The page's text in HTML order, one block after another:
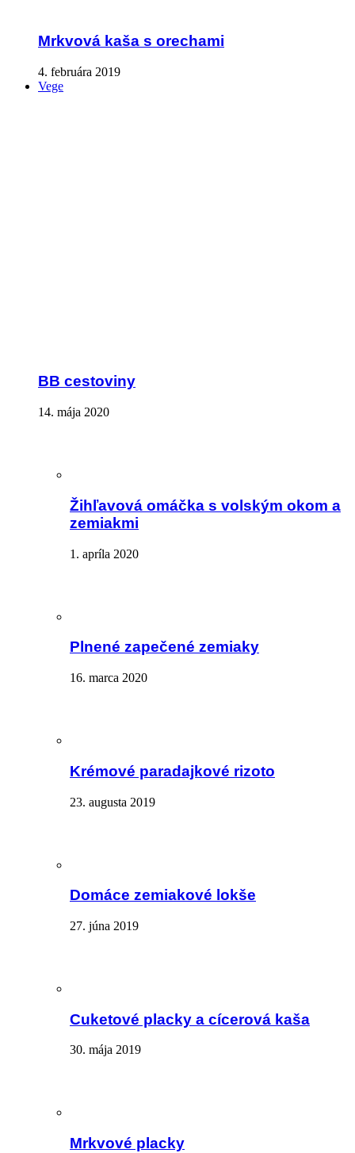
Mrkvová kaša s orechami
4. februára 2019
Vege
BB cestoviny
14. mája 2020
Žihľavová omáčka s volským okom a
zemiakmi
1. apríla 2020
Plnené zapečené zemiaky
16. marca 2020
Krémové paradajkové rizoto
23. augusta 2019
Domáce zemiakové lokše
27. júna 2019
Cuketové placky a cícerová kaša
30. mája 2019
Mrkvové placky